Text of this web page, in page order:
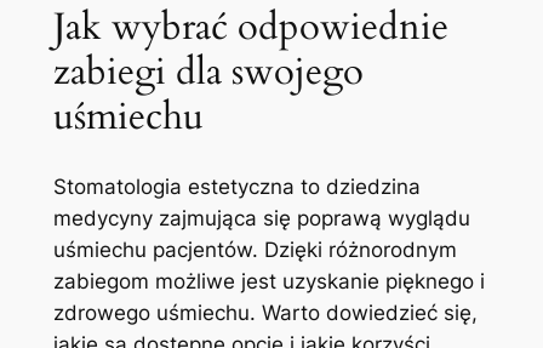
Jak wybrać ⁣odpowiednie
zabiegi dla swojego
uśmiechu
Stomatologia⁣ estetyczna to dziedzina
medycyny ⁢zajmująca‌ się poprawą wyglądu⁤
uśmiechu pacjentów.‌ Dzięki ​różnorodnym
zabiegom⁢ możliwe‍ jest ​uzyskanie pięknego i‍
zdrowego uśmiechu. ⁤Warto dowiedzieć się,